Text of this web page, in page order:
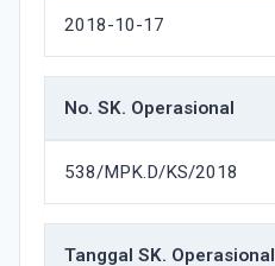
2018-10-17
No. SK. Operasional
538/MPK.D/KS/2018
Tanggal SK. Operasional